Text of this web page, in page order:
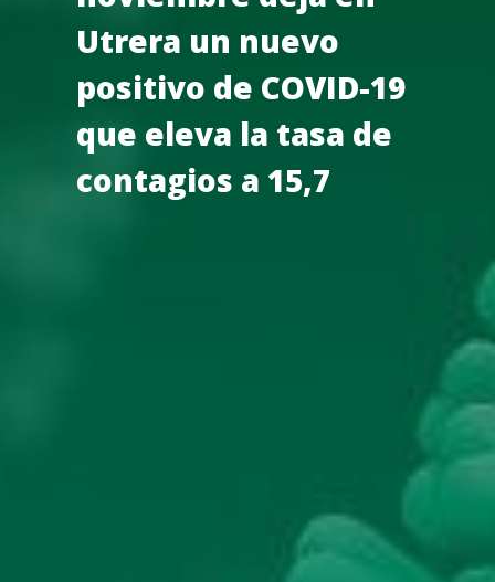
Utrera un nuevo
positivo de COVID-19
que eleva la tasa de
contagios a 15,7